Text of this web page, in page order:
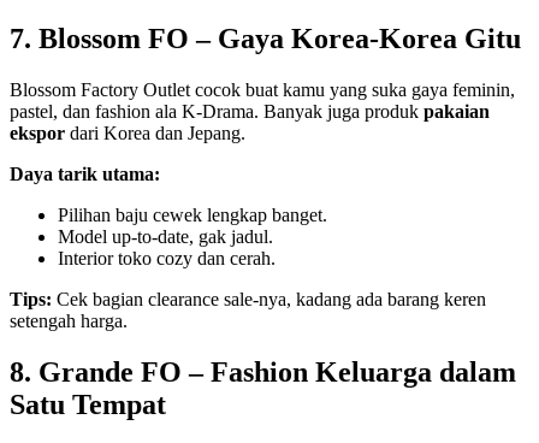
7. Blossom FO – Gaya Korea-Korea Gitu
Blossom Factory Outlet cocok buat kamu yang suka gaya feminin,
pastel, dan fashion ala K-Drama. Banyak juga produk pakaian
ekspor dari Korea dan Jepang.
Daya tarik utama:
Pilihan baju cewek lengkap banget.
Model up-to-date, gak jadul.
Interior toko cozy dan cerah.
Tips: Cek bagian clearance sale-nya, kadang ada barang keren
setengah harga.
8. Grande FO – Fashion Keluarga dalam
Satu Tempat